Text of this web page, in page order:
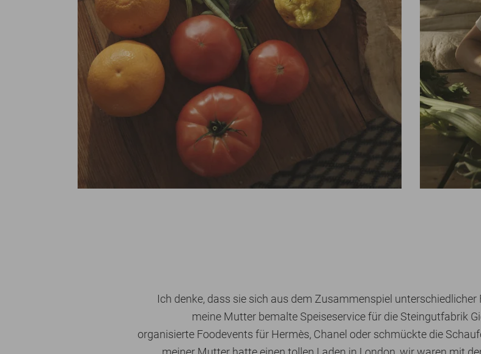
Ich denke, dass sie sich aus dem Zusammenspiel
meine Mutter bemalte Speiseservice für die Steingutfabrik
organisierte Foodevents für Hermès, Chanel oder schmückte die